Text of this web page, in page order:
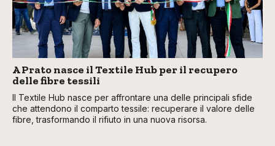
A Prato nasce il Textile Hub per il recupero
delle fibre tessili
Il Textile Hub nasce per affrontare una delle principali sfide
che attendono il comparto tessile: recuperare il valore delle
fibre, trasformando il rifiuto in una nuova risorsa.